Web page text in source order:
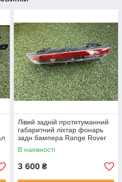
Лівий задній протитуманний
габаритний ліхтар фонарь
задн бампера Range Rover
L460 від 2021-рр LR152299
оригінал бв повністю р
В наявності
3 600 ₴